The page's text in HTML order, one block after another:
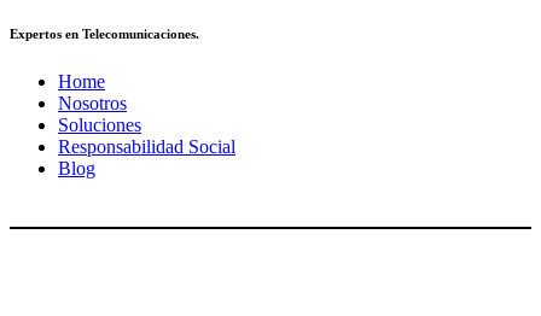
Expertos en Telecomunicaciones.
Home
Nosotros
Soluciones
Responsabilidad Social
Blog